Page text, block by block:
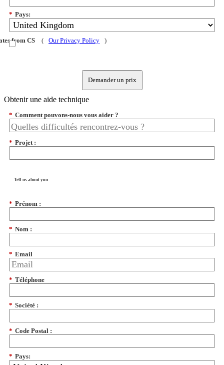
* Pays:
from CS ( Our Privacy Policy )
Demander un prix
Obtenir une aide technique
* Comment pouvons-nous vous aider ?
* Projet :
Tell us about you...
* Prénom :
* Nom :
* Email
* Téléphone
* Société :
* Code Postal :
* Pays: